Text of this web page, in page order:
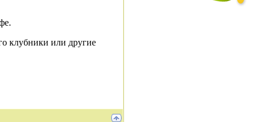
клубники или другие